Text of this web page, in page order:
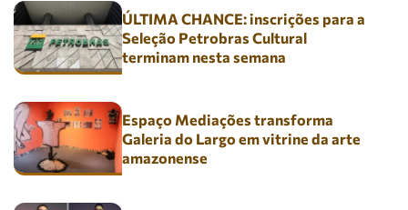
ÚLTIMA CHANCE: inscrições para a
Seleção Petrobras Cultural
terminam nesta semana
Espaço Mediações transforma
Galeria do Largo em vitrine da arte
amazonense